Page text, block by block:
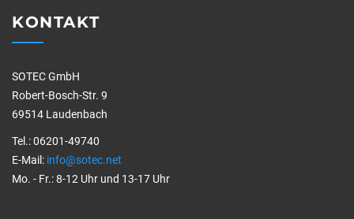
KONTAKT
SOTEC GmbH
Robert-Bosch-Str. 9
69514 Laudenbach
Tel.: 06201-49740
E-Mail: info@sotec.net
Mo. - Fr.: 8-12 Uhr und 13-17 Uhr